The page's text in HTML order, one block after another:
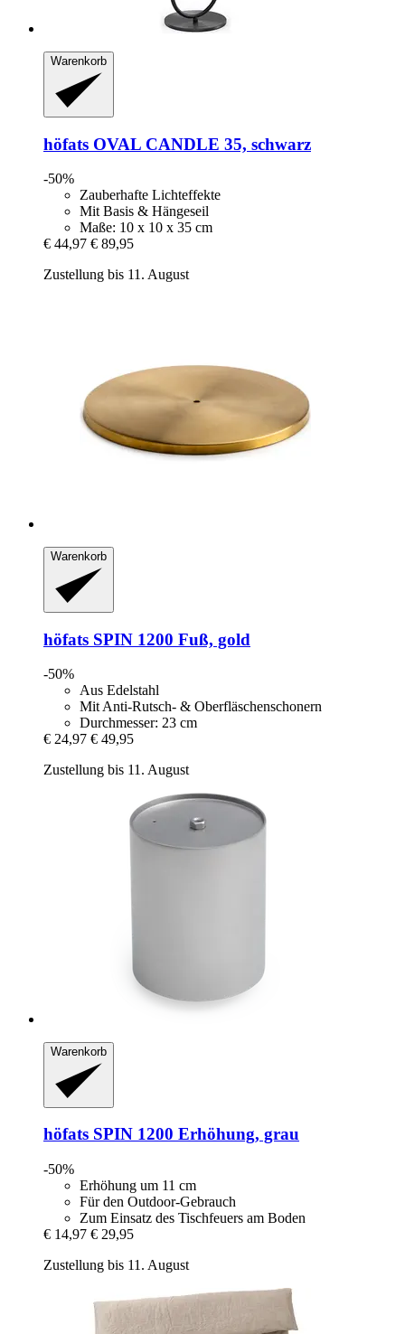
Warenkorb
höfats OVAL CANDLE 35, schwarz
-50%
Zauberhafte Lichteffekte
Mit Basis & Hängeseil
Maße: 10 x 10 x 35 cm
€ 44,97 € 89,95
Zustellung bis 11. August
Warenkorb
höfats SPIN 1200 Fuß, gold
-50%
Aus Edelstahl
Mit Anti-Rutsch- & Oberfläschenschonern
Durchmesser: 23 cm
€ 24,97 € 49,95
Zustellung bis 11. August
Warenkorb
höfats SPIN 1200 Erhöhung, grau
-50%
Erhöhung um 11 cm
Für den Outdoor-Gebrauch
Zum Einsatz des Tischfeuers am Boden
€ 14,97 € 29,95
Zustellung bis 11. August